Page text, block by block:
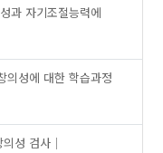
과 자기조절능력에
의성에 대한 학습과정
성 검사